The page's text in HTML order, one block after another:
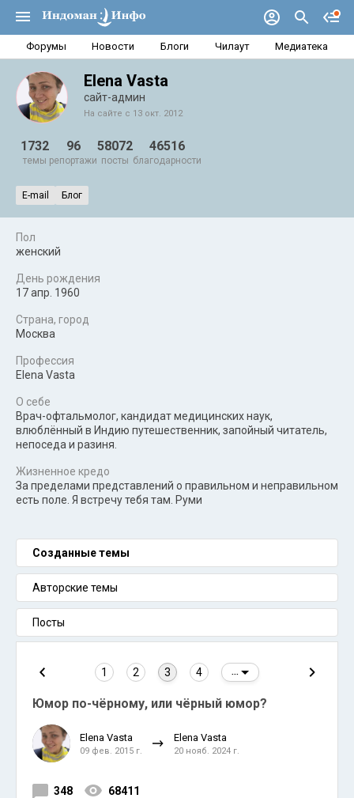
Форумы Новости Блоги Чилаут Медиатека
Elena Vasta
сайт-админ
На сайте с 13 окт. 2012
1732
темы
96
репортажи
58072
посты
46516
благодарности
E-mail Блог
Пол
женский
День рождения
17 апр. 1960
Страна, город
Москва
Профессия
Elena Vasta
О себе
Врач-офтальмолог, кандидат медицинских наук,
влюблённый в Индию путешественник, запойный читатель,
непоседа и разиня.
Жизненное кредо
За пределами представлений о правильном и неправильном
есть поле. Я встречу тебя там. Руми
Созданные темы
Авторские темы
Посты
1 2 3 4
Юмор по-чёрному, или чёрный юмор?
Elena Vasta
09 фев. 2015 г.
Elena Vasta
20 нояб. 2024 г.
348 68411